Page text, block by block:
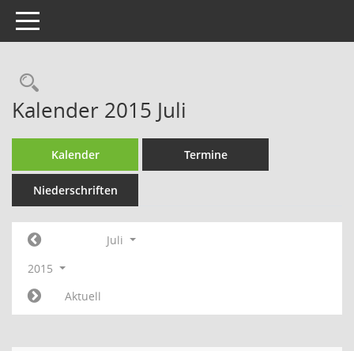
Toggle navigation
Rechercheauswahl
Kalender 2015 Juli
Kalender Termine
Niederschriften
Juli
2015
Aktuell